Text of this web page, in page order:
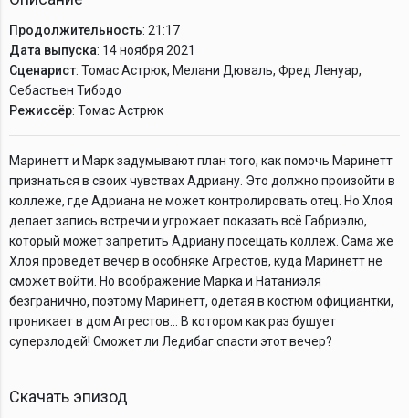
Продолжительность: 21:17
Дата выпуска: 14 ноября 2021
Сценарист: Томас Астрюк, Мелани Дюваль, Фред Ленуар,
Себастьен Тибодо
Режиссёр: Томас Астрюк
Маринетт и Марк задумывают план того, как помочь Маринетт
признаться в своих чувствах Адриану. Это должно произойти в
коллеже, где Адриана не может контролировать отец. Но Хлоя
делает запись встречи и угрожает показать всё Габриэлю,
который может запретить Адриану посещать коллеж. Сама же
Хлоя проведёт вечер в особняке Агрестов, куда Маринетт не
сможет войти. Но воображение Марка и Натаниэля
безгранично, поэтому Маринетт, одетая в костюм официантки,
проникает в дом Агрестов... В котором как раз бушует
суперзлодей! Сможет ли Ледибаг спасти этот вечер?
Скачать эпизод